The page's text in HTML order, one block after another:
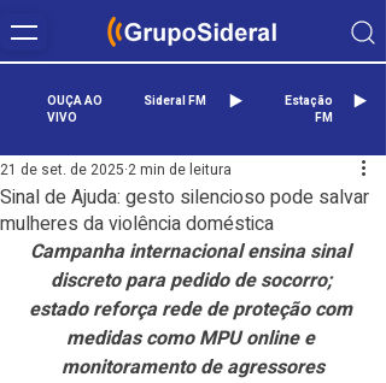
OUÇA AO
VIVO
Sideral FM
Estação
FM
Sinal de Ajuda: gesto silencioso pode salvar
mulheres da violência doméstica
21 de set. de 2025 2 min de leitura
Campanha internacional ensina sinal
discreto para pedido de socorro;
estado reforça rede de proteção com
medidas como MPU online e
monitoramento de agressores